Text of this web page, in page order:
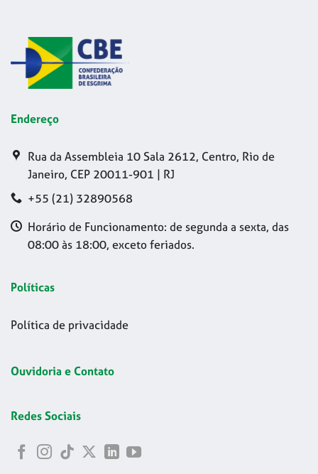
Endereço
Rua da Assembleia 10 Sala 2612, Centro, Rio de
Janeiro, CEP 20011-901 | RJ
+55 (21) 32890568
Horário de Funcionamento: de segunda a sexta, das
08:00 às 18:00, exceto feriados.
Políticas
Política de privacidade
Ouvidoria e Contato
Redes Sociais